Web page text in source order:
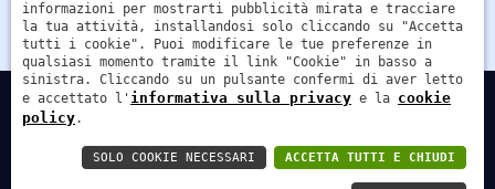
+39 045 6101691
P.IVA: 04254700232 | REA: VR405336 | Cap. Soc.: €
Informativa sulla privacyCookie policy
informazioni per mostrarti pubblicità mirata e tracciare
la tua attività, installandosi solo cliccando su "Accetta
tutti i cookie". Puoi modificare le tue preferenze in
qualsiasi momento tramite il link "Cookie" in basso a
sinistra. Cliccando su un pulsante confermi di aver letto
e accettato l' informativa sulla privacy e la cookie
policy.
ACCETTA TUTTI E CHIUDI
SOLO COOKIE NECESSARI